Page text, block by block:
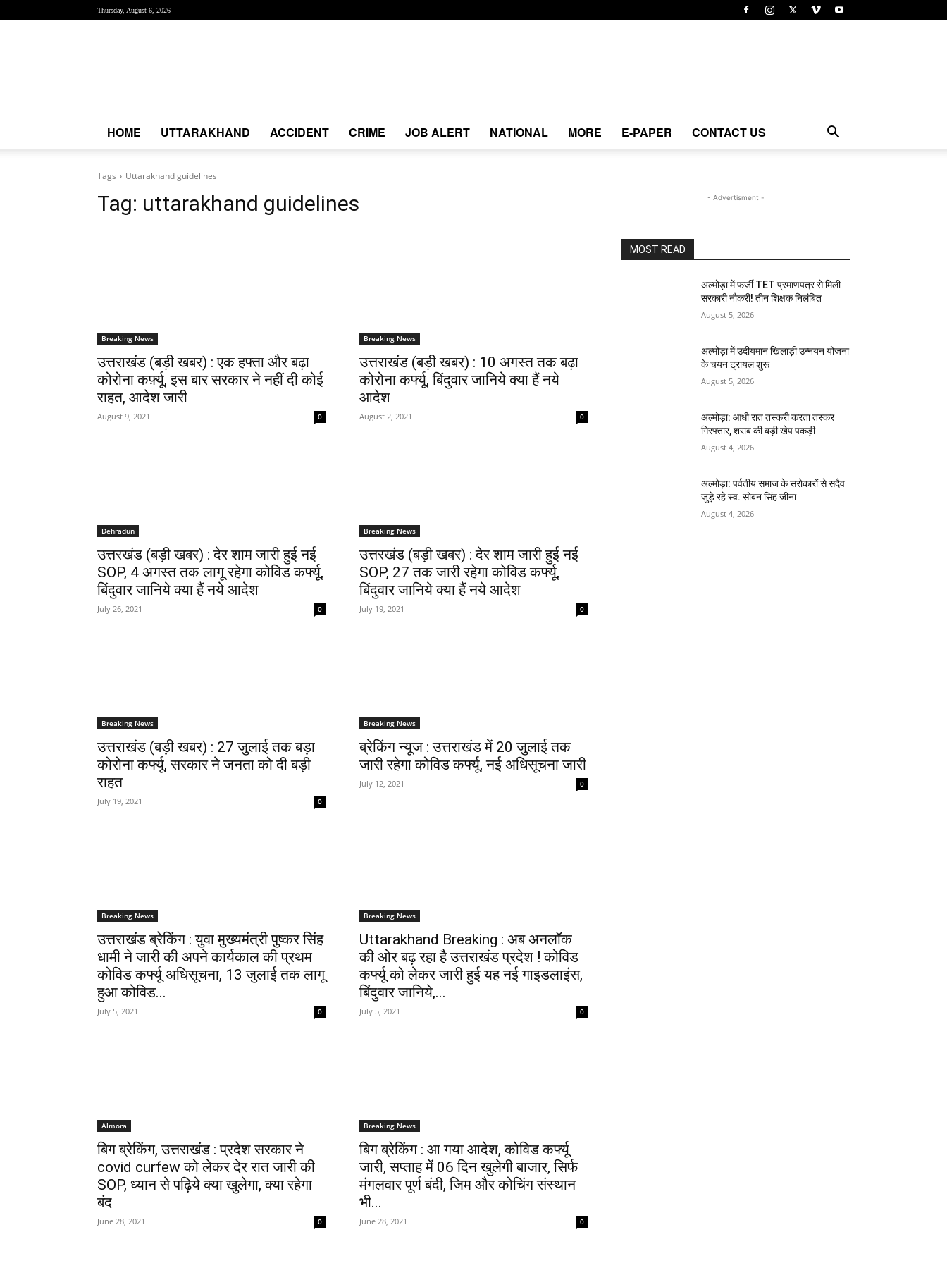
Thursday, August 6, 2026
HOME UTTARAKHAND ACCIDENT CRIME JOB ALERT NATIONAL MORE E-PAPER CONTACT US
Tags Uttarakhand guidelines
Tag: uttarakhand guidelines
Breaking News
उत्तराखंड (बड़ी खबर) : एक हफ्ता और बढ़ा
कोरोना कर्फ़्यू, इस बार सरकार ने नहीं दी कोई
राहत, आदेश जारी
August 9, 2021 0
Breaking News
उत्तराखंड (बड़ी खबर) : 10 अगस्त तक बढ़ा
कोरोना कर्फ्यू, बिंदुवार जानिये क्या हैं नये
आदेश
August 2, 2021 0
Dehradun
​उत्तरखंड (बड़ी खबर) : देर शाम जारी हुई नई
SOP, 4 अगस्त तक लागू रहेगा कोविड कर्फ्यू,
बिंदुवार जानिये क्या हैं नये आदेश
July 26, 2021 0
Breaking News
​उत्तरखंड (बड़ी खबर) : देर शाम जारी हुई नई
SOP, 27 तक जारी रहेगा कोविड कर्फ्यू,
बिंदुवार जानिये क्या हैं नये आदेश
July 19, 2021 0
Breaking News
उत्तराखंड (बड़ी खबर) : 27 जुलाई तक बड़ा
कोरोना कर्फ्यू, सरकार ने जनता को दी बड़ी
राहत
July 19, 2021 0
Breaking News
ब्रेकिंग न्यूज : उत्तराखंड में 20 जुलाई तक
जारी रहेगा कोविड कर्फ्यू, नई अधिसूचना जारी
July 12, 2021 0
Breaking News
उत्तराखंड ब्रेकिंग : युवा मुख्यमंत्री पुष्कर सिंह
धामी ने जारी की अपने कार्यकाल की प्रथम
कोविड कर्फ्यू अधिसूचना, 13 जुलाई तक लागू
हुआ कोविड...
July 5, 2021 0
Breaking News
Uttarakhand Breaking : अब अनलॉक
की ओर बढ़ रहा है उत्तराखंड प्रदेश ! कोविड
कर्फ्यू को लेकर जारी हुई यह नई गाइडलाइंस,
बिंदुवार जानिये,...
July 5, 2021 0
Almora
बिग ब्रेकिंग, उत्तराखंड : प्रदेश सरकार ने
covid curfew को लेकर देर रात जारी की
SOP, ध्यान से पढ़िये क्या खुलेगा, क्या रहेगा
बंद
June 28, 2021 0
Breaking News
बिग ब्रेकिंग : आ गया आदेश, कोविड कर्फ्यू
जारी, सप्ताह में 06 दिन खुलेगी बाजार, सिर्फ
मंगलवार पूर्ण बंदी, जिम और कोचिंग संस्थान
भी...
June 28, 2021 0
- Advertisment -
MOST READ
अल्मोड़ा में फर्जी TET प्रमाणपत्र से मिली
सरकारी नौकरी! तीन शिक्षक निलंबित
August 5, 2026
अल्मोड़ा में उदीयमान खिलाड़ी उन्नयन योजना
के चयन ट्रायल शुरू
August 5, 2026
अल्मोड़ा: आधी रात तस्करी करता तस्कर​
गिरफ्तार, शराब की बड़ी खेप पकड़ी
August 4, 2026
अल्मोड़ा: पर्वतीय समाज के सरोकारों से सदैव
जुड़े रहे स्व. सोबन सिंह जीना
August 4, 2026